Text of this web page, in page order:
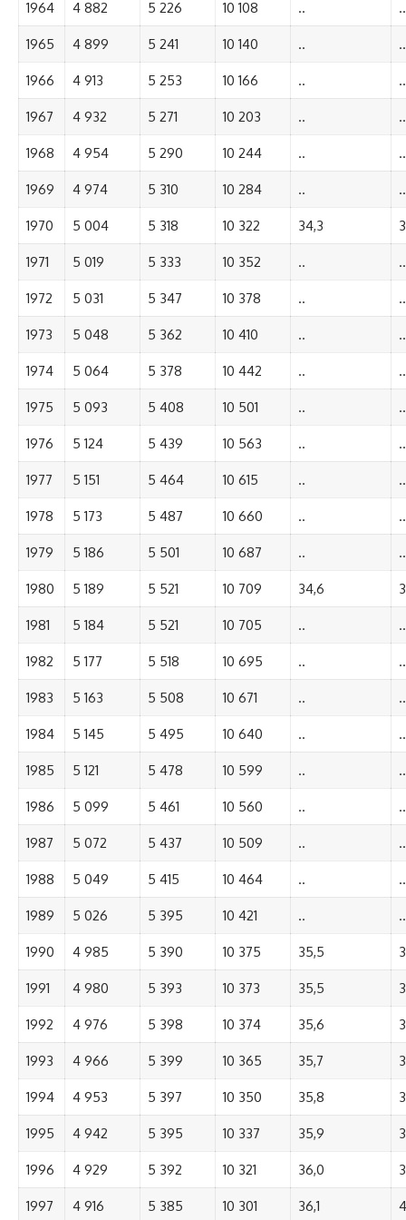
1964 4 882 5 226 10 108 .. ..
1965 4 899 5 241 10 140 .. ..
1966 4 913 5 253 10 166 .. ..
1967 4 932 5 271 10 203 .. ..
1968 4 954 5 290 10 244 .. ..
1969 4 974 5 310 10 284 .. ..
1970 5 004 5 318 10 322 34,3
1971 5 019 5 333 10 352 .. ..
1972 5 031 5 347 10 378 .. ..
1973 5 048 5 362 10 410 .. ..
1974 5 064 5 378 10 442 .. ..
1975 5 093 5 408 10 501 .. ..
1976 5 124 5 439 10 563 .. ..
1977 5 151 5 464 10 615 .. ..
1978 5 173 5 487 10 660 .. ..
1979 5 186 5 501 10 687 .. ..
1980 5 189 5 521 10 709 34,6
1981 5 184 5 521 10 705 .. ..
1982 5 177 5 518 10 695 .. ..
1983 5 163 5 508 10 671 .. ..
1984 5 145 5 495 10 640 .. ..
1985 5 121 5 478 10 599 .. ..
1986 5 099 5 461 10 560 .. ..
1987 5 072 5 437 10 509 .. ..
1988 5 049 5 415 10 464 .. ..
1989 5 026 5 395 10 421 .. ..
1990 4 985 5 390 10 375 35,5
1991 4 980 5 393 10 373 35,5
1992 4 976 5 398 10 374 35,6
1993 4 966 5 399 10 365 35,7
1994 4 953 5 397 10 350 35,8
1995 4 942 5 395 10 337 35,9
1996 4 929 5 392 10 321 36,0
1997 4 916 5 385 10 301 36,1